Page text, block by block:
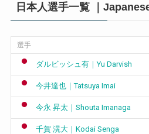
日本人選手一覧 ｜
選手
ダルビッシュ有｜Yu Darvish
今井達也｜Tatsuya Imai
今永 昇太｜Shouta Imanaga
千賀 滉大｜Kodai Senga